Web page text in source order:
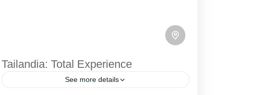
Tailandia: Total Experience
See more details